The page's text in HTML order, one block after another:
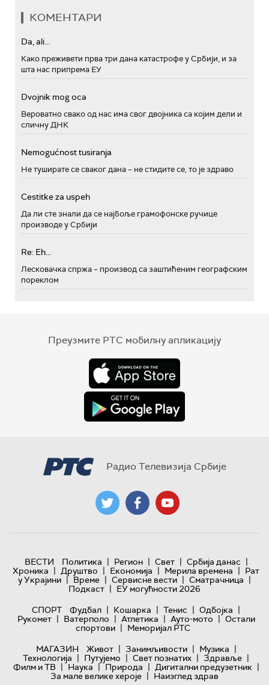
КОМЕНТАРИ
Da, ali...
Како преживети прва три дана катастрофе у Србији, и за
шта нас припрема ЕУ
Dvojnik mog oca
Вероватно свако од нас има свог двојника са којим дели и
сличну ДНК
Nemogućnost tusiranja
Не туширате се сваког дана – не стидите се, то је здраво
Cestitke za uspeh
Да ли сте знали да се најбоље грамофонске ручице
производе у Србији
Re: Eh...
Лесковачка спржа – производ са заштићеним географским
пореклом
Преузмите РТС мобилну апликацију
Радио Телевизија Србије
ВЕСТИ Политика | Регион | Свет | Србија данас |
Хроника | Друштво | Економија | Мерила времена | Рат
у Украјини | Време | Сервисне вести | Сматрачница |
Подкаст | ЕУ могућности 2026
СПОРТ
Фудбал | Кошарка | Тенис | Одбојка |
Рукомет | Ватерполо | Атлетика | Ауто-мото | Остали
спортови | Меморијал РТС
МАГАЗИН
Живот | Занимљивости | Музика |
Технологијa | Путујемо | Свет познатих | Здравље |
Филм и ТВ | Наука | Природа | Дигитални предузетник |
За мале велике хероје | Наизглед здрав